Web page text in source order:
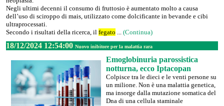
Negli ultimi decenni il consumo di fruttosio è aumentato molto a causa
dell’uso di sciroppo di mais, utilizzato come dolcificante in bevande e cibi
ultraprocessati.
Secondo i risultati della ricerca, il fegato ... (Continua)
18/12/2024 12:54:00 Nuovo inibitore per la malattia rara
Emoglobinuria parossistica
notturna, ecco Iptacopan
Colpisce tra le dieci e le venti persone su
un milione. Non è una malattia genetica,
ma insorge dalla mutazione somatica del
Dna di una cellula staminale